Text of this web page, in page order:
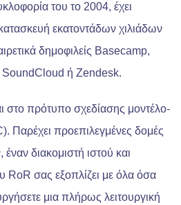
του το 2004, έχει
εκατοντάδων χιλιάδων
δημοφιλείς Basecamp,
ή Zendesk.
στο πρότυπο σχεδίασης μοντέλο-
Παρέχει προεπιλεγμένες δομές
διακομιστή ιστού και
RoR σας εξοπλίζει με όλα όσα
μια πλήρως λειτουργική